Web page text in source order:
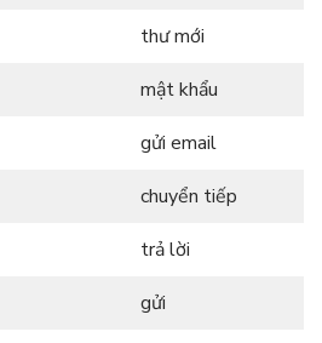
thư mới
mật khẩu
gửi email
chuyển tiếp
trả lời
gửi